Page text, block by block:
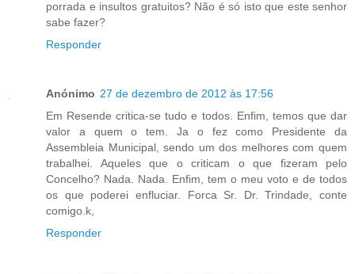
porrada e insultos gratuitos? Não é só isto que este senhor
sabe fazer?
Responder
Anónimo 27 de dezembro de 2012 às 17:56
Em Resende critica-se tudo e todos. Enfim, temos que dar
valor a quem o tem. Ja o fez como Presidente da
Assembleia Municipal, sendo um dos melhores com quem
trabalhei. Aqueles que o criticam o que fizeram pelo
Concelho? Nada. Nada. Enfim, tem o meu voto e de todos
os que poderei enfluciar. Forca Sr. Dr. Trindade, conte
comigo.k,
Responder